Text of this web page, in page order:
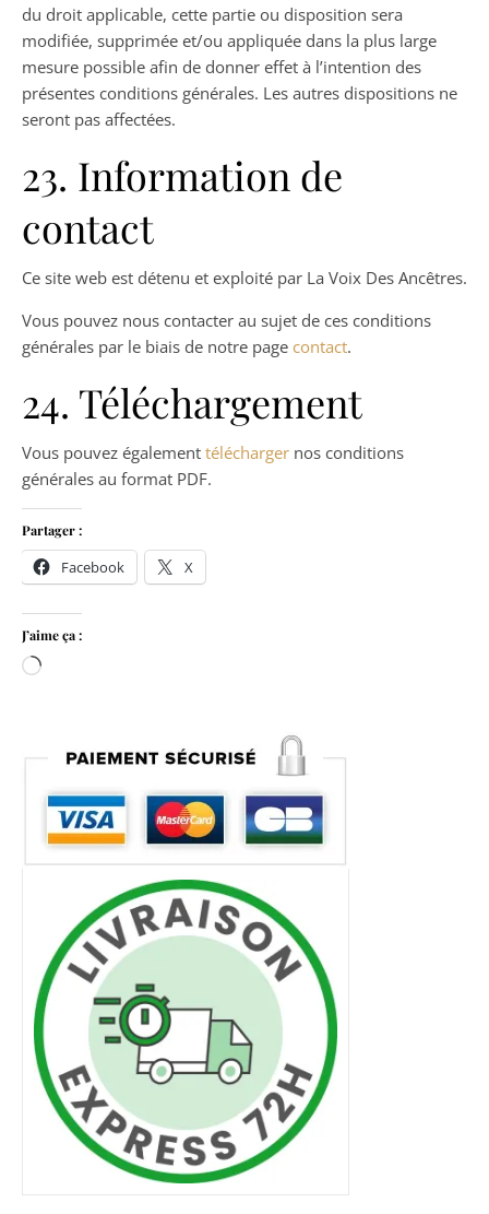
du droit applicable, cette partie ou disposition sera
modifiée, supprimée et/ou appliquée dans la plus large
mesure possible afin de donner effet à l’intention des
présentes conditions générales. Les autres dispositions ne
seront pas affectées.
23. Information de
contact
Ce site web est détenu et exploité par La Voix Des Ancêtres.
Vous pouvez nous contacter au sujet de ces conditions
générales par le biais de notre page contact.
24. Téléchargement
Vous pouvez également télécharger nos conditions
générales au format PDF.
Partager :
Facebook X
J’aime ça :
Chargement…